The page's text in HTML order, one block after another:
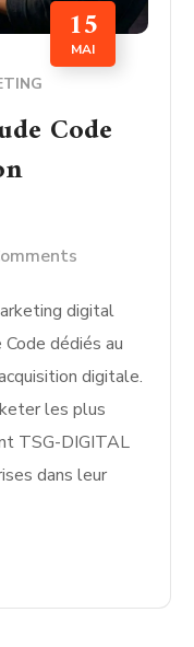
15
MAI
Code
digital
dédiés au
digitale.
les plus
TSG-DIGITAL
dans leur